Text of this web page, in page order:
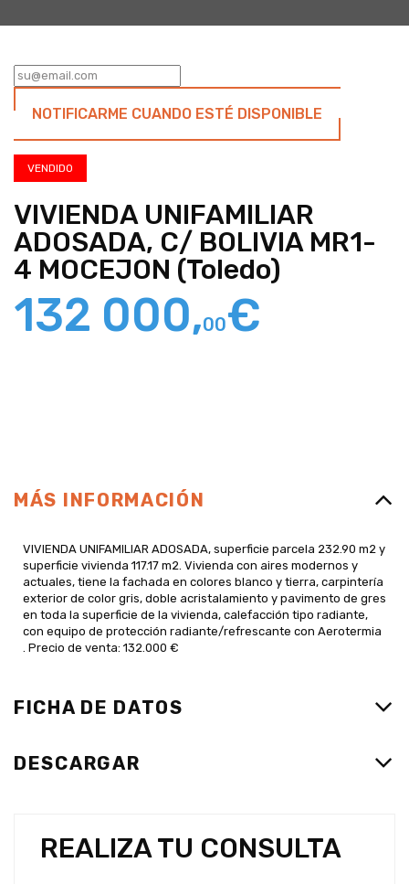
NOTIFICARME CUANDO ESTÉ DISPONIBLE
VENDIDO
VIVIENDA UNIFAMILIAR
ADOSADA, C/ BOLIVIA MR1-
4 MOCEJON (Toledo)
132 000,00€
MÁS INFORMACIÓN
VIVIENDA UNIFAMILIAR ADOSADA, superficie parcela 232.90 m2 y
superficie vivienda 117.17 m2. Vivienda con aires modernos y
actuales, tiene la fachada en colores blanco y tierra, carpintería
exterior de color gris, doble acristalamiento y pavimento de gres
en toda la superficie de la vivienda, calefacción tipo radiante,
con equipo de protección radiante/refrescante con Aerotermia
. Precio de venta: 132.000 €
FICHA DE DATOS
DESCARGAR
REALIZA TU CONSULTA